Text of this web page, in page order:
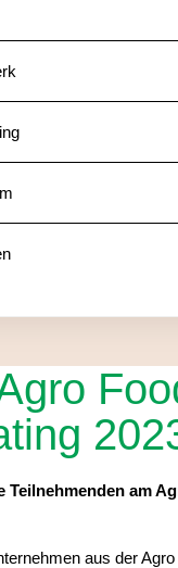
Teilnehmenden am
aus der